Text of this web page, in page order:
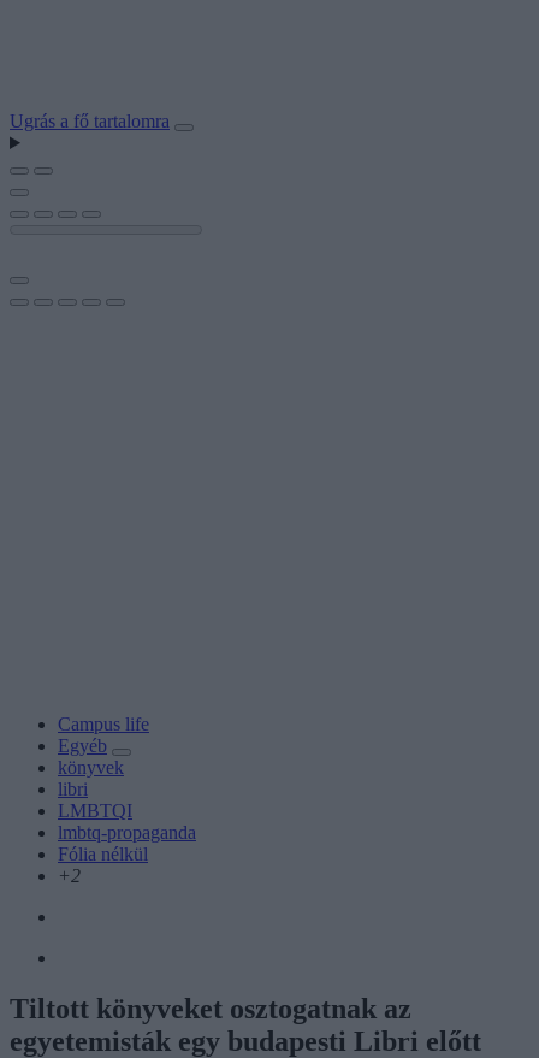
Ugrás a fő tartalomra
Campus life
Egyéb
könyvek
libri
LMBTQI
lmbtq-propaganda
Fólia nélkül
+2
Tiltott könyveket osztogatnak az
egyetemisták egy budapesti Libri előtt